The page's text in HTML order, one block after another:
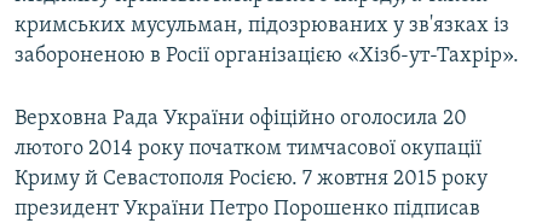
кримських мусульман, підозрюваних у зв'язках із
забороненою в Росії організацією «Хізб-ут-Тахрір».
Верховна Рада України офіційно оголосила 20
лютого 2014 року початком тимчасової окупації
Криму й Севастополя Росією. 7 жовтня 2015 року
президент України Петро Порошенко підписав